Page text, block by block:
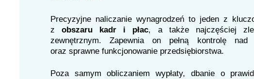
Precyzyjne naliczanie wynagrodzeń to jeden z
zobszaru kadr i płac, a także najczęściej
zewnętrznym. Zapewnia on pełną kontrolę nad
oraz sprawne funkcjonowanie przedsiębiorstwa.
Poza samym obliczaniem wypłaty, dbanie o